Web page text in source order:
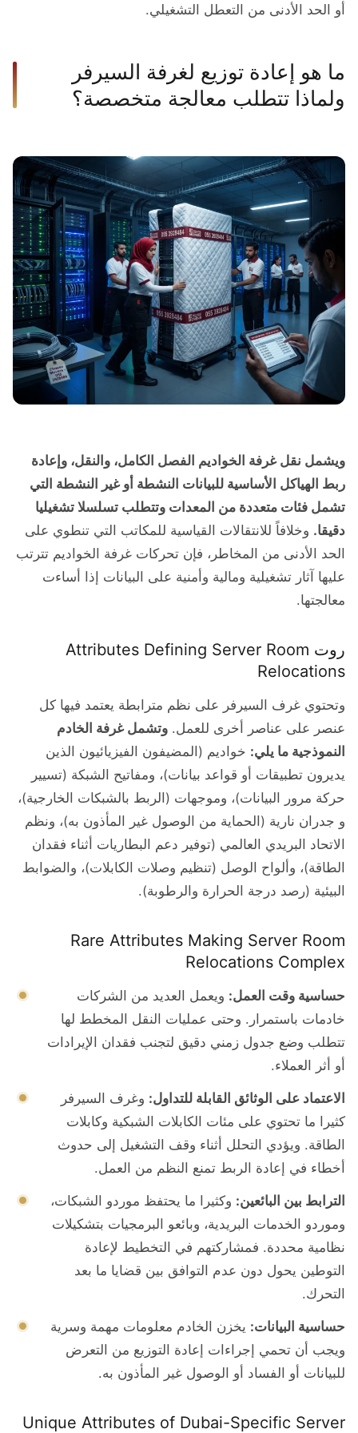
أو الحد الأدنى من التعطل التشغيلي.
ما هو إعادة توزيع لغرفة السيرفر
ولماذا تتطلب معالجة متخصصة؟
ويشمل نقل غرفة الخواديم الفصل الكامل، والنقل، وإعادة
ربط الهياكل الأساسية للبيانات النشطة أو غير النشطة التي
تشمل فئات متعددة من المعدات وتتطلب تسلسلا تشغيليا
دقيقا. وخلافاً للانتقالات القياسية للمكاتب التي تنطوي على
الحد الأدنى من المخاطر، فإن تحركات غرفة الخواديم تترتب
عليها آثار تشغيلية ومالية وأمنية على البيانات إذا أساءت
معالجتها.
روت Attributes Defining Server Room
Relocations
وتحتوي غرف السيرفر على نظم مترابطة يعتمد فيها كل
عنصر على عناصر أخرى للعمل. وتشمل غرفة الخادم
النموذجية ما يلي: خواديم (المضيفون الفيزيائيون الذين
يديرون تطبيقات أو قواعد بيانات)، ومفاتيح الشبكة (تسيير
حركة مرور البيانات)، وموجهات (الربط بالشبكات الخارجية)،
و جدران نارية (الحماية من الوصول غير المأذون به)، ونظم
الاتحاد البريدي العالمي (توفير دعم البطاريات أثناء فقدان
الطاقة)، وألواح الوصل (تنظيم وصلات الكابلات)، والضوابط
البيئية (رصد درجة الحرارة والرطوبة).
Rare Attributes Making Server Room
Relocations Complex
حساسية وقت العمل: ويعمل العديد من الشركات
خادمات باستمرار. وحتى عمليات النقل المخطط لها
تتطلب وضع جدول زمني دقيق لتجنب فقدان الإيرادات
أو أثر العملاء.
الاعتماد على الوثائق القابلة للتداول: وغرف السيرفر
كثيرا ما تحتوي على مئات الكابلات الشبكية وكابلات
الطاقة. ويؤدي التحلل أثناء وقف التشغيل إلى حدوث
أخطاء في إعادة الربط تمنع النظم من العمل.
الترابط بين البائعين: وكثيرا ما يحتفظ موردو الشبكات،
وموردو الخدمات البريدية، وبائعو البرمجيات بتشكيلات
نظامية محددة. فمشاركتهم في التخطيط لإعادة
التوطين يحول دون عدم التوافق بين قضايا ما بعد
التحرك.
حساسية البيانات: يخزن الخادم معلومات مهمة وسرية
ويجب أن تحمي إجراءات إعادة التوزيع من التعرض
للبيانات أو الفساد أو الوصول غير المأذون به.
Unique Attributes of Dubai-Specific Server